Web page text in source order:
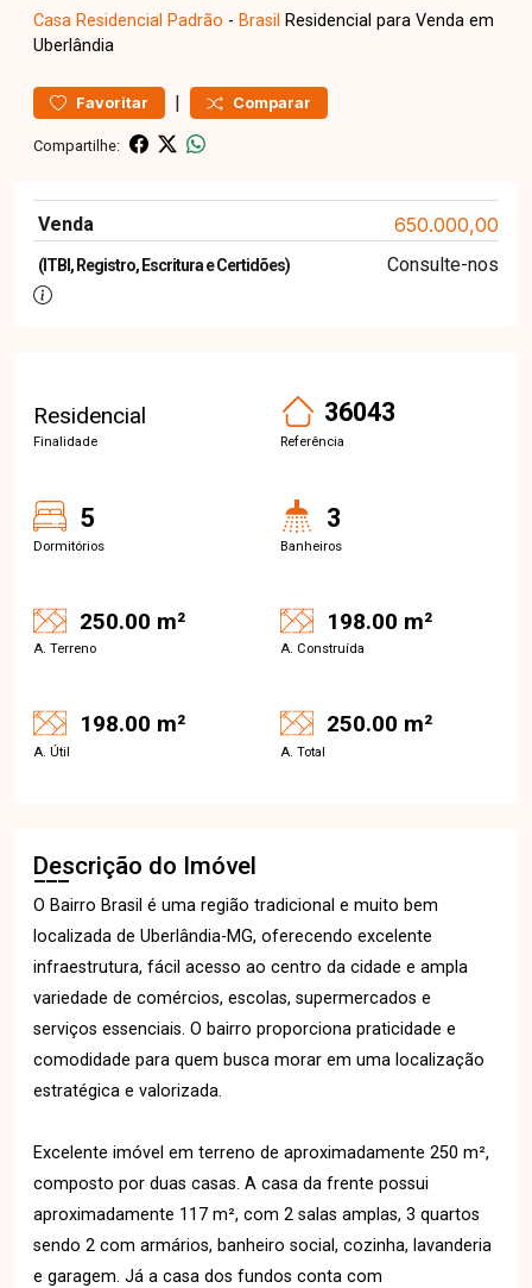
Casa Residencial Padrão - Brasil Residencial para Venda em
Uberlândia
Favoritar | Comparar
Compartilhe:
Venda 650.000,00
(ITBI, Registro, Escritura e Certidões) Consulte-nos
Residencial
Finalidade
36043
Referência
5
Dormitórios
3
Banheiros
250.00 m²
A. Terreno
198.00 m²
A. Construída
198.00 m²
A. Útil
250.00 m²
A. Total
Descrição do Imóvel
O Bairro Brasil é uma região tradicional e muito bem
localizada de Uberlândia-MG, oferecendo excelente
infraestrutura, fácil acesso ao centro da cidade e ampla
variedade de comércios, escolas, supermercados e
serviços essenciais. O bairro proporciona praticidade e
comodidade para quem busca morar em uma localização
estratégica e valorizada.
Excelente imóvel em terreno de aproximadamente 250 m²,
composto por duas casas. A casa da frente possui
aproximadamente 117 m², com 2 salas amplas, 3 quartos
sendo 2 com armários, banheiro social, cozinha, lavanderia
e garagem. Já a casa dos fundos conta com